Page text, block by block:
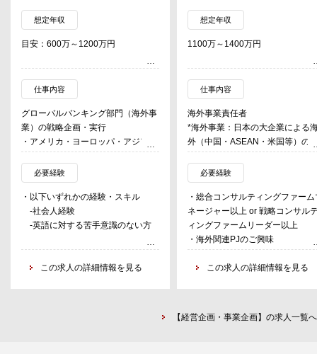
想定年収
目安：600万～1200万円
仕事内容
グローバルバンキング部門（海外事
業）の戦略企画・実行
・アメリカ・ヨーロッパ・アジアな
ど世界各地で展開する当行のグロー
バル事業を統括し、グループ全体の
海外ビジネスを成長させるための戦
略策定から実行までを担当。
・グループの成長を牽引する海外ビ
ジネスの経営計画策定、計画実行に
必要経験
・以下いずれかの経験・スキル
-社会人経験
-英語に対する苦手意識のない方
この求人の詳細情報を見る
想定年収
1100万～1400万円
仕事内容
海外事業責任者
*海外事業：日本の大企業による
外（中国・ASEAN・米国等）の
タートアップ・大企業・政府等と
連携で当該市場でのイノベーショ
を推進する事業。
【業務内容】
・海外事業の経営全般
・弊社の海外事業としての新規サ
・海外に展開する日本の大企業イ
・海外現地メンバーと協力し、海
必要経験
・総合コンサルティングファーム
ネージャー以上 or 戦略コンサル
ィングファームリーダー以上
・海外関連PJのご興味
・日本語＋英語
この求人の詳細情報を見る
【経営企画・事業企画】の求人一覧へ